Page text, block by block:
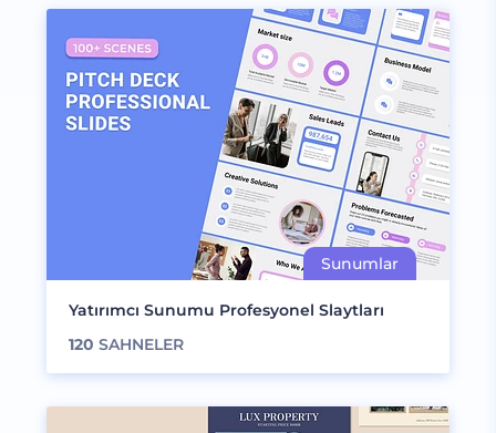
Yatırımcı Sunumu Profesyonel Slaytları
120 SAHNELER